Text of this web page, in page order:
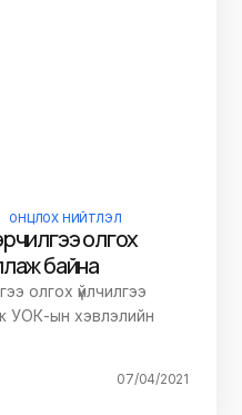
ОНЦЛОХ НИЙТЛЭЛ
олгох
байна
олгох үйлчилгээ
УОК-ын хэвлэлийн
07/04/2021